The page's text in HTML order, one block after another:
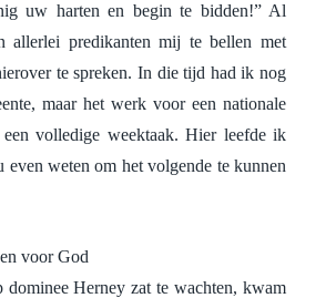
uw harten en begin te bidden!” Al
allerlei predikanten mij te bellen met
te spreken. In die tijd had ik nog
maar het werk voor een nationale
volledige weektaak. Hier leefde ik
even weten om het volgende te kunnen
voor God
Herney zat te wachten, kwam